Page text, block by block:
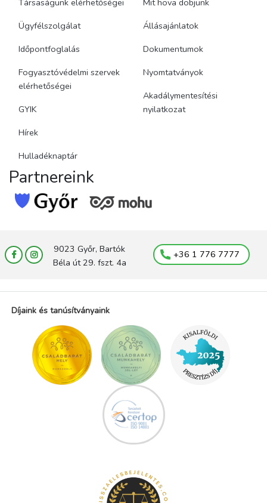
Ügyfélszolgálat
Időpontfoglalás
Fogyasztóvédelmi szervek
elérhetőségei
GYIK
Hírek
Hulladéknaptár
Állásajánlatok
Dokumentumok
Nyomtatványok
Akadálymentesítési
nyilatkozat
Partnereink
9023 Győr, Bartók
Béla út 29. fszt. 4a
+36 1 776 7777
Díjaink és tanúsítványaink